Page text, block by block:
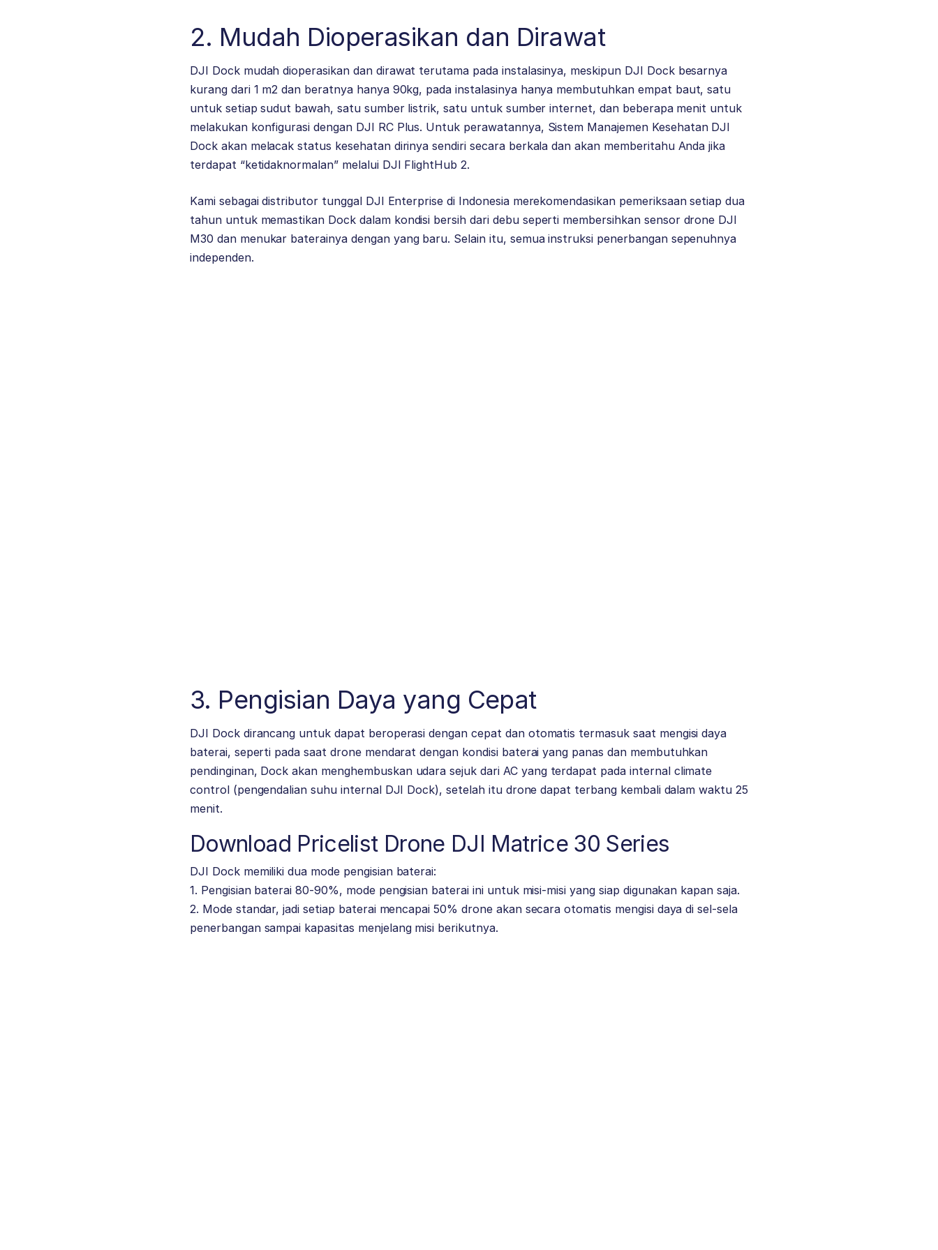
2. Mudah Dioperasikan dan Dirawat
DJI Dock mudah dioperasikan dan dirawat terutama pada instalasinya, meskipun DJI Dockbesarnya
kurang dari 1 m2 dan beratnya hanya 90kg, pada instalasinya hanya membutuhkan empat baut, satu
untuk setiap sudut bawah, satu sumber listrik, satu untuk sumber internet, dan beberapa menit untuk
melakukan konfigurasi dengan DJI RC Plus. Untuk perawatannya, Sistem Manajemen Kesehatan DJI
Dock akan melacak status kesehatan dirinya sendiri secara berkala dan akan memberitahu Anda jika
terdapat “ketidaknormalan” melalui DJI FlightHub 2.
Kami sebagai distributor tunggal DJI Enterprise di Indonesia merekomendasikan pemeriksaan setiap dua
tahun untuk memastikan Dock dalam kondisi bersih dari debu seperti membersihkan sensor drone DJI
M30 dan menukar baterainya dengan yang baru. Selain itu, semua instruksi penerbangan sepenuhnya
independen.
3. Pengisian Daya yang Cepat
DJI Dock dirancang untuk dapat beroperasi dengan cepat dan otomatis termasuk saat mengisi daya
baterai, seperti pada saat drone mendarat dengan kondisi baterai yang panas dan membutuhkan
pendinginan, Dock akan menghembuskan udara sejuk dari AC yang terdapat pada internal climate
control (pengendalian suhu internal DJI Dock), setelah itu drone dapat terbang kembali dalam waktu 25
menit.
Download Pricelist Drone DJI Matrice 30 Series
DJI Dock memiliki dua mode pengisian baterai:
1. Pengisian baterai 80-90%, mode pengisian baterai ini untuk misi-misi yang siap digunakan kapan saja.
2. Mode standar, jadi setiap baterai mencapai 50% drone akan secara otomatis mengisi daya di sel-sela
penerbangan sampai kapasitas menjelang misi berikutnya.